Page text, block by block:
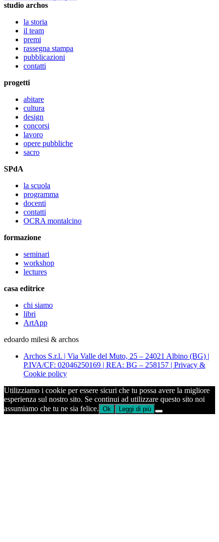
studio archos
la storia
il team
premi
rassegna stampa
pubblicazioni
contatti
progetti
abitare
cultura
design
concorsi
lavoro
opere pubbliche
sacro
SPdA
la scuola
programma
docenti
contatti
OCRA montalcino
formazione
seminari
workshop
lectures
casa editrice
chi siamo
libri
ArtApp
edoardo milesi & archos
Archos S.r.l. | Via Valle del Muto, 25 – 24021 Albino (BG) |
P.IVA/CF: 02046250169 | REA: BG – 258157 | Privacy &
Cookie policy
Utilizziamo i cookie per essere sicuri che tu possa avere la migliore
esperienza sul nostro sito. Se continui ad utilizzare questo sito noi
assumiamo che tu ne sia felice. Ok Leggi di più